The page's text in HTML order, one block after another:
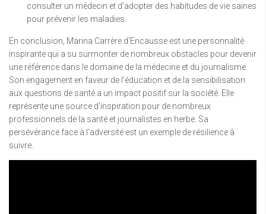
consulter un médecin et d’adopter des habitudes de vie saines
pour prévenir les maladies.
En conclusion, Marina Carrère d’Encausse est une personnalité
inspirante qui a su surmonter de nombreux obstacles pour devenir
une référence dans le domaine de la médecine et du journalisme.
Son engagement en faveur de l’éducation et de la sensibilisation
aux questions de santé a un impact positif sur la société. Elle
représente une source d’inspiration pour de nombreux
professionnels de la santé et journalistes en herbe. Sa
persévérance face à l’adversité est un exemple de résilience à
suivre.